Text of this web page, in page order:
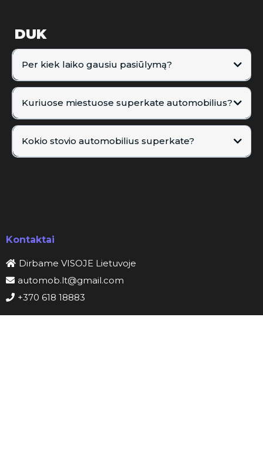
DUK
Per kiek laiko gausiu pasiūlymą?
Kuriuose miestuose superkate automobilius?
Kokio stovio automobilius superkate?
Kontaktai
Dirbame VISOJE Lietuvoje
automob.lt@gmail.com
+370 618 18883